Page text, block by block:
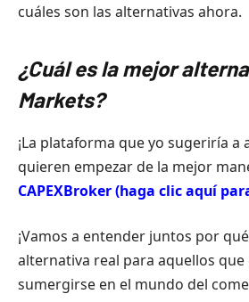
cuáles son las alternativas ahora.
¿Cuál es la mejor
Markets?
¡La plataforma que yo sugeriría a
quieren empezar de la mejor
CAPEXBroker (haga clic aquí
¡Vamos a entender juntos por
alternativa real para aquellos que
sumergirse en el mundo del